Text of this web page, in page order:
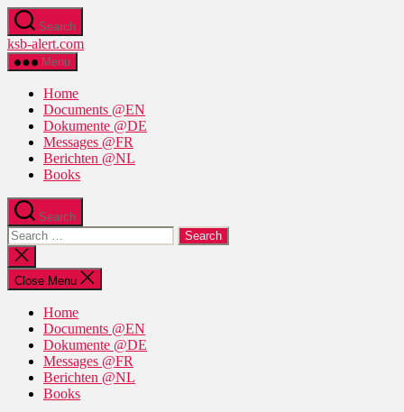
Skip
to
the
content
Search
ksb-alert.com
Menu
Home
Documents @EN
Dokumente @DE
Messages @FR
Berichten @NL
Books
Search
Search
for:
Close
search
Close Menu
Home
Documents @EN
Dokumente @DE
Messages @FR
Berichten @NL
Books